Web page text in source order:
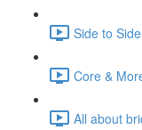
Side to
Core &
All about